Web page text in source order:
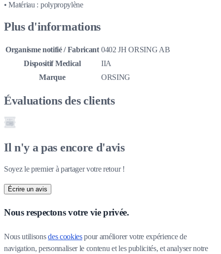
• Matériau : polypropylène
Plus d'informations
Organisme notifié / Fabricant 0402 JH ORSING AB
Dispositif Medical
IIA
Marque
ORSING
Évaluations des clients
Il n'y a pas encore d'avis
Soyez le premier à partager votre retour !
Écrire un avis
Nous respectons votre vie privée.
Nous utilisons des cookies pour améliorer votre expérience de
navigation, personnaliser le contenu et les publicités, et analyser notre